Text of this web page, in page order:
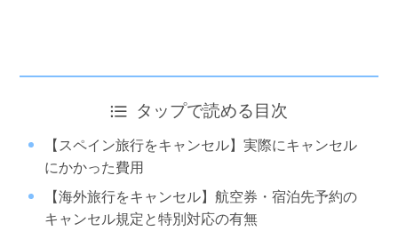
タップで読める目次
【スペイン旅行をキャンセル】実際にキャンセル
にかかった費用
【海外旅行をキャンセル】航空券・宿泊先予約の
キャンセル規定と特別対応の有無